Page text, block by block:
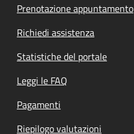
Prenotazione appuntamento
Richiedi assistenza
Statistiche del portale
Leggi le FAQ
Pagamenti
Riepilogo valutazioni